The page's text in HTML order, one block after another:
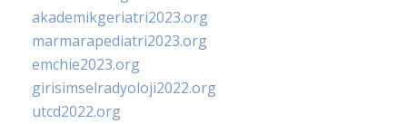
akademikgeriatri2023.org
marmarapediatri2023.org
emchie2023.org
girisimselradyoloji2022.org
utcd2022.org